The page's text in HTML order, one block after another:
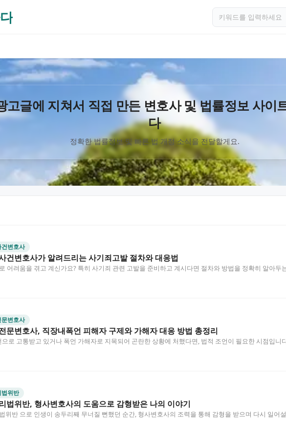
고글에 지쳐서 직접 만든 변호사 및 법률정보 사이
다
정확한 법률정보 및 빠른 법 개정 소식을 전달할게요.
변호사
건변호사가 알려드리는 사기죄고발 절차와 대응법
어려움을 겪고 계신가요? 특히 사기죄 관련 고발을 준비하고 계시다면 절차와 방법을 정확히 알아두
사기죄고발을…
변호사
문변호사, 직장내폭언 피해자 구제와 가해자 대응 방법 총정리
으로 고통받고 있거나 폭언 가해자로 지목되어 곤란한 상황에 처했다면, 법적 조언이 필요한 시점입니
고 근로환경을…
법위반
법위반, 형사변호사의 도움으로 감형받은 나의 이야기
위반 으로 인생이 송두리째 무너질 뻔했던 순간, 형사변호사의 조력을 통해 감형을 받으며 다시 일어
에게 작…